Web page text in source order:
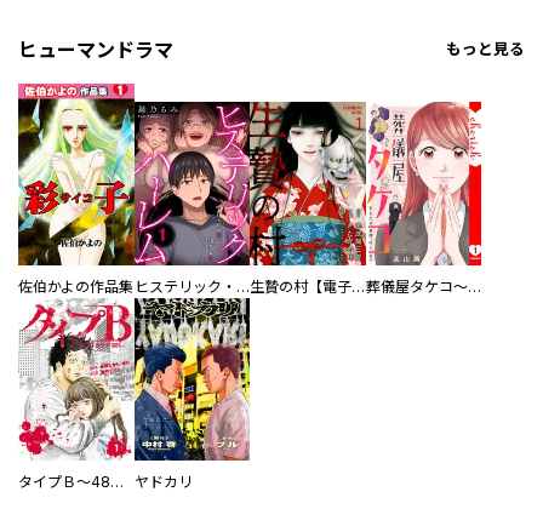
ヒューマンドラマ もっと見る
佐伯かよの作品集 ヒステリック・ハーレム～搾られる男と堕ちる女～【電子単行本版】 生贄の村【電子単行本版】 葬儀屋タケコ～あなたの最期、叶えます【電子単行本版】
タイプＢ～48時間後、致死率100％～【単話】 ヤドカリ